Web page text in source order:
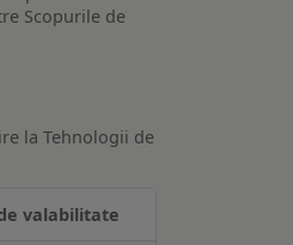
Scopurile de
la Tehnologii de
valabilitate